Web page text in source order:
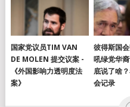
国家党议员TIM VAN
DE MOLEN 提交议案 -
《外国影响力透明度法
案》
彼得斯国
吼绿党华
底说了啥
会记录